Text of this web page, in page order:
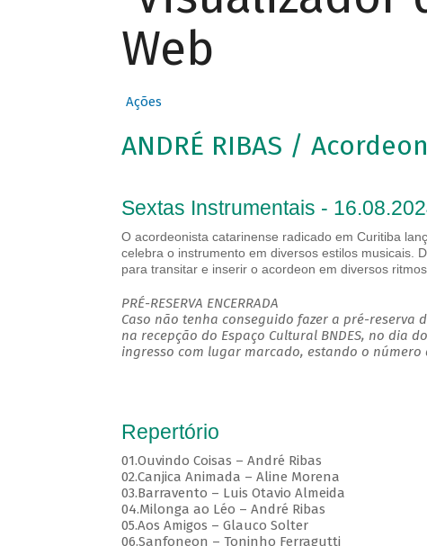
Web
Ações
ANDRÉ RIBAS /
Sextas Instrumentais -
O acordeonista catarinense radicado em Curitiba
celebra o instrumento em diversos estilos musicais.
para transitar e inserir o acordeon em diversos
PRÉ-RESERVA ENCERRADA
Caso não tenha conseguido fazer a pré-
na recepção do Espaço Cultural BNDES, no dia
ingresso com lugar marcado, estando o
Repertório
01.Ouvindo Coisas – André Ribas
02.Canjica Animada – Aline Morena
03.Barravento – Luis Otavio Almeida
04.Milonga ao Léo – André Ribas
05.Aos Amigos – Glauco Solter
06.Sanfoneon – Toninho Ferragutti